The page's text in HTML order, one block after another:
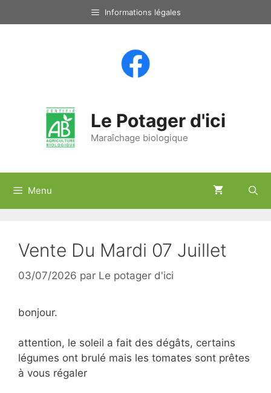
au
Informations légales
Le Potager d'ici
Maraîchage biologique
Menu
Vente Du Mardi 07 Juillet
03/07/2026 par Le potager d'ici
bonjour.
attention, le soleil a fait des dégâts, certains
légumes ont brulé mais les tomates sont prêtes
à vous régaler